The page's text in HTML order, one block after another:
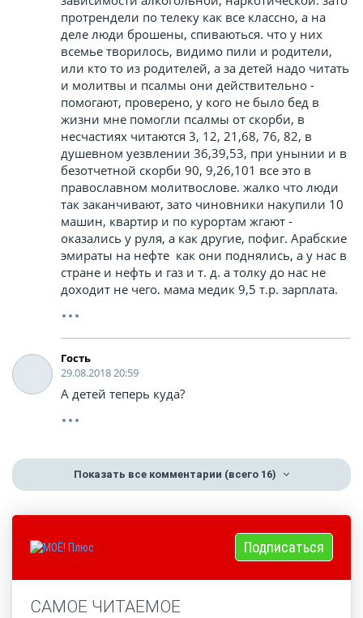
протрендели по телеку как все классно, а на
деле люди брошены, спиваються. что у них
всемье творилось, видимо пили и родители,
или кто то из родителей, а за детей надо читать
и молитвы и псалмы они действительно -
помогают, проверено, у кого не было бед в
жизни мне помогли псалмы от скорби, в
несчастиях читаются 3, 12, 21,68, 76, 82, в
душевном уезвлении 36,39,53, при унынии и в
безотчетной скорби 90, 9,26,101 все это в
православном молитвослове. жалко что люди
так заканчивают, зато чиновники накупили 10
машин, квартир и по курортам жгают -
оказались у руля, а как другие, пофиг. Арабские
эмираты на нефте как они поднялись, а у нас в
стране и нефть и газ и т. д. а толку до нас не
доходит не чего. мама медик 9,5 т.р. зарплата.
Гость
29.08.2018 20:59
А детей теперь куда?
Показать все комментарии (всего 16)
Подписаться
САМОЕ ЧИТАЕМОЕ